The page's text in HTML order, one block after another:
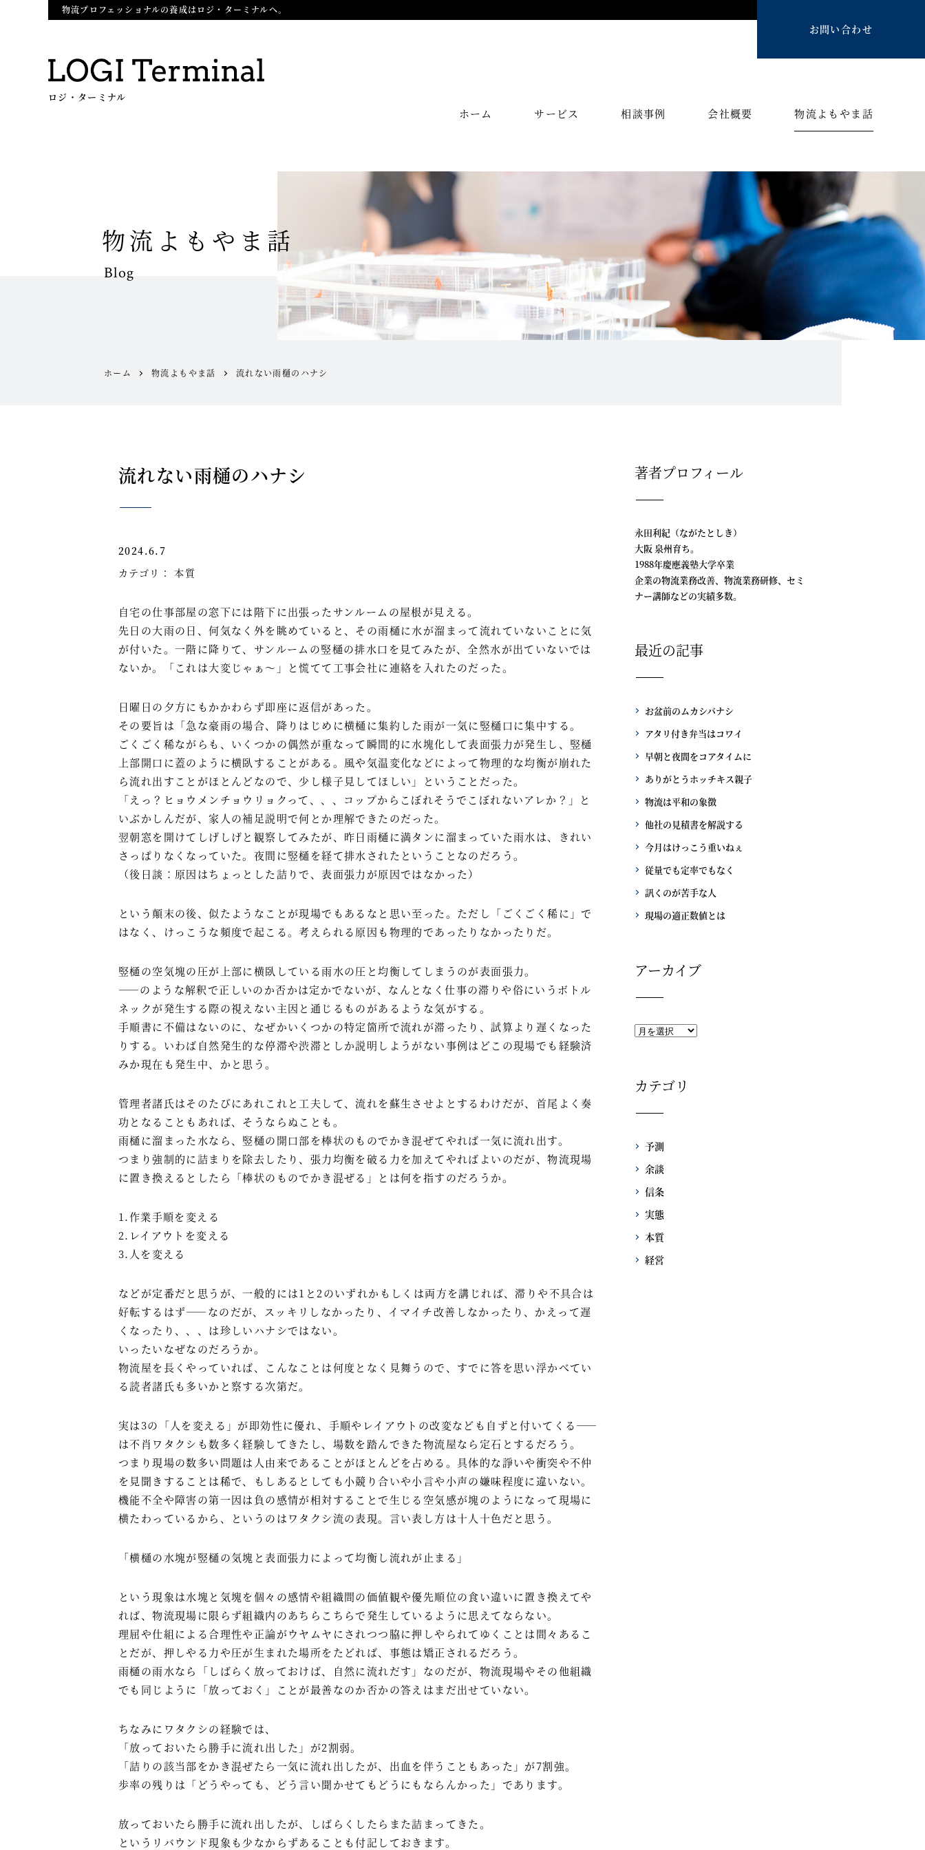
物流プロフェッショナルの養成はロジ・ターミナルへ。
お問い合わせ
ロジ・ターミナル
ホーム サービス 相談事例 会社概要 物流よもやま話
物流よもやま話
Blog
ホーム 物流よもやま話 流れない雨樋のハナシ
流れない雨樋のハナシ
2024.6.7
カテゴリ：本質
自宅の仕事部屋の窓下には階下に出張ったサンルームの屋根が見える。
先日の大雨の日、何気なく外を眺めていると、その雨樋に水が溜まって流れていないことに気
が付いた。一階に降りて、サンルームの竪樋の排水口を見てみたが、全然水が出ていないでは
ないか。「これは大変じゃぁ～」と慌てて工事会社に連絡を入れたのだった。
日曜日の夕方にもかかわらず即座に返信があった。
その要旨は「急な豪雨の場合、降りはじめに横樋に集約した雨が一気に竪樋口に集中する。
ごくごく稀ながらも、いくつかの偶然が重なって瞬間的に水塊化して表面張力が発生し、竪樋
上部開口に蓋のように横臥することがある。風や気温変化などによって物理的な均衡が崩れた
ら流れ出すことがほとんどなので、少し様子見してほしい」ということだった。
「えっ？ヒョウメンチョウリョクって、、、コップからこぼれそうでこぼれないアレか？」と
いぶかしんだが、家人の補足説明で何とか理解できたのだった。
翌朝窓を開けてしげしげと観察してみたが、昨日雨樋に満タンに溜まっていた雨水は、きれい
さっぱりなくなっていた。夜間に竪樋を経て排水されたということなのだろう。
（後日談：原因はちょっとした詰りで、表面張力が原因ではなかった）
という顛末の後、似たようなことが現場でもあるなと思い至った。ただし「ごくごく稀に」で
はなく、けっこうな頻度で起こる。考えられる原因も物理的であったりなかったりだ。
竪樋の空気塊の圧が上部に横臥している雨水の圧と均衡してしまうのが表面張力。
――のような解釈で正しいのか否かは定かでないが、なんとなく仕事の滞りや俗にいうボトル
ネックが発生する際の視えない主因と通じるものがあるような気がする。
手順書に不備はないのに、なぜかいくつかの特定箇所で流れが滞ったり、試算より遅くなった
りする。いわば自然発生的な停滞や渋滞としか説明しようがない事例はどこの現場でも経験済
みか現在も発生中、かと思う。
管理者諸氏はそのたびにあれこれと工夫して、流れを蘇生させよとするわけだが、首尾よく奏
功となることもあれば、そうならぬことも。
雨樋に溜まった水なら、竪樋の開口部を棒状のものでかき混ぜてやれば一気に流れ出す。
つまり強制的に詰まりを除去したり、張力均衡を破る力を加えてやればよいのだが、物流現場
に置き換えるとしたら「棒状のものでかき混ぜる」とは何を指すのだろうか。
1.作業手順を変える
2.レイアウトを変える
3.人を変える
などが定番だと思うが、一般的には1と2のいずれかもしくは両方を講じれば、滞りや不具合は
好転するはず――なのだが、スッキリしなかったり、イマイチ改善しなかったり、かえって遅
くなったり、、、は珍しいハナシではない。
いったいなぜなのだろうか。
物流屋を長くやっていれば、こんなことは何度となく見舞うので、すでに答を思い浮かべてい
る読者諸氏も多いかと察する次第だ。
実は3の「人を変える」が即効性に優れ、手順やレイアウトの改変なども自ずと付いてくる――
は不肖ワタクシも数多く経験してきたし、場数を踏んできた物流屋なら定石とするだろう。
つまり現場の数多い問題は人由来であることがほとんどを占める。具体的な諍いや衝突や不仲
を見聞きすることは稀で、もしあるとしても小競り合いや小言や小声の嫌味程度に違いない。
機能不全や障害の第一因は負の感情が相対することで生じる空気感が塊のようになって現場に
横たわっているから、というのはワタクシ流の表現。言い表し方は十人十色だと思う。
「横樋の水塊が竪樋の気塊と表面張力によって均衡し流れが止まる」
という現象は水塊と気塊を個々の感情や組織間の価値観や優先順位の食い違いに置き換えてや
れば、物流現場に限らず組織内のあちらこちらで発生しているように思えてならない。
理屈や仕組による合理性や正論がウヤムヤにされつつ脇に押しやられてゆくことは間々あるこ
とだが、押しやる力や圧が生まれた場所をたどれば、事態は矯正されるだろう。
雨樋の雨水なら「しばらく放っておけば、自然に流れだす」なのだが、物流現場やその他組織
でも同じように「放っておく」ことが最善なのか否かの答えはまだ出せていない。
ちなみにワタクシの経験では、
「放っておいたら勝手に流れ出した」が2割弱。
「詰りの該当部をかき混ぜたら一気に流れ出したが、出血を伴うこともあった」が7割強。
歩率の残りは「どうやっても、どう言い聞かせてもどうにもならんかった」であります。
放っておいたら勝手に流れ出したが、しばらくしたらまた詰まってきた。
というリバウンド現象も少なからずあることも付記しておきます。
著者プロフィール
永田利紀（ながたとしき）
大阪 泉州育ち。
1988年慶應義塾大学卒業
企業の物流業務改善、物流業務研修、セミ
ナー講師などの実績多数。
最近の記事
お盆前のムカシバナシ
アタリ付き弁当はコワイ
早朝と夜間をコアタイムに
ありがとうホッチキス親子
物流は平和の象徴
他社の見積書を解説する
今月はけっこう重いねぇ
従量でも定率でもなく
訊くのが苦手な人
現場の適正数値とは
アーカイブ
カテゴリ
予測
余談
信条
実態
本質
経営